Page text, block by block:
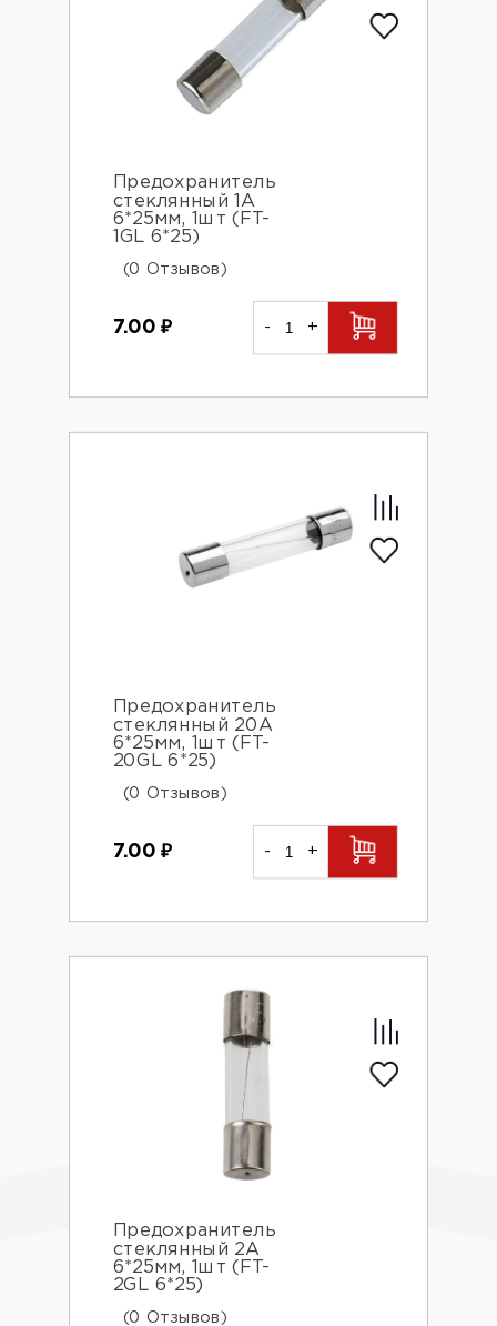
Предохранитель
стеклянный 1А
6*25мм, 1шт (FT-
1GL 6*25)
(0 Отзывов)
7.00₽ - +
Предохранитель
стеклянный 20А
6*25мм, 1шт (FT-
20GL 6*25)
(0 Отзывов)
7.00₽ - +
Предохранитель
стеклянный 2А
6*25мм, 1шт (FT-
2GL 6*25)
(0 Отзывов)